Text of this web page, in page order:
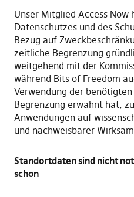
Unser Mitglied Access
Datenschutzes und des
Bezug auf
zeitliche Begrenzung
weitgehend mit der
während Bits of Freedom
Verwendung der
Begrenzung erwähnt hat,
Anwendungen auf
und nachweisbarer
Standortdaten sind nicht
schon